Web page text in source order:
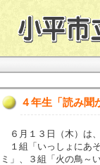
４年生「読み聞
６月１３日（木）は
１組「いっしょにあ
ミ」、３組「火の鳥～